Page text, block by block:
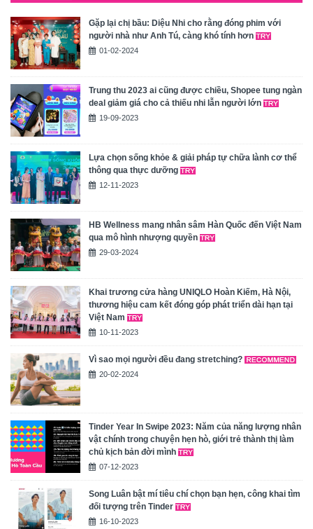
Gặp lại chị bầu: Diệu Nhi cho rằng đóng phim với
người nhà như Anh Tú, càng khó tính hơn
01-02-2024
Trung thu 2023 ai cũng được chiều, Shopee tung ngàn
deal giảm giá cho cả thiếu nhi lẫn người lớn
19-09-2023
Lựa chọn sống khỏe & giải pháp tự chữa lành cơ thể
thông qua thực dưỡng
12-11-2023
HB Wellness mang nhân sâm Hàn Quốc đến Việt Nam
qua mô hình nhượng quyền
29-03-2024
Khai trương cửa hàng UNIQLO Hoàn Kiếm, Hà Nội,
thương hiệu cam kết đóng góp phát triển dài hạn tại
Việt Nam
10-11-2023
Vì sao mọi người đều đang stretching?
20-02-2024
Tinder Year In Swipe 2023: Năm của năng lượng nhân
vật chính trong chuyện hẹn hò, giới trẻ thành thị làm
chủ kịch bản đời mình
07-12-2023
Song Luân bật mí tiêu chí chọn bạn hẹn, công khai tìm
đối tượng trên Tinder
16-10-2023